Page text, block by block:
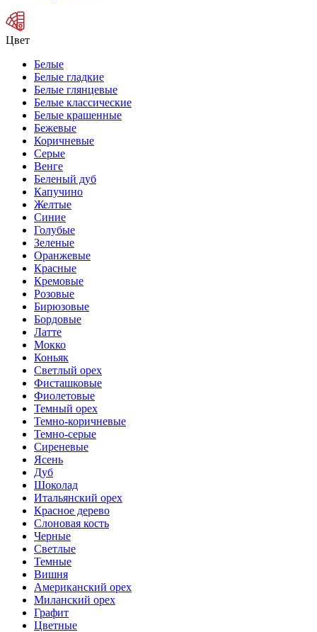
Цвет
Белые
Белые гладкие
Белые глянцевые
Белые классические
Белые крашенные
Бежевые
Коричневые
Серые
Венге
Беленый дуб
Капучино
Желтые
Синие
Голубые
Зеленые
Оранжевые
Красные
Кремовые
Розовые
Бирюзовые
Бордовые
Латте
Мокко
Коньяк
Светлый орех
Фисташковые
Фиолетовые
Темный орех
Темно-коричневые
Темно-серые
Сиреневые
Ясень
Дуб
Шоколад
Итальянский орех
Красное дерево
Слоновая кость
Черные
Светлые
Темные
Вишня
Американский орех
Миланский орех
Графит
Цветные